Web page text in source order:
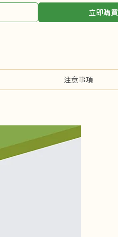
立即購買
注意事項